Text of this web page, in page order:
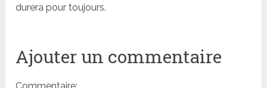
durera pour toujours.
Ajouter un commentaire